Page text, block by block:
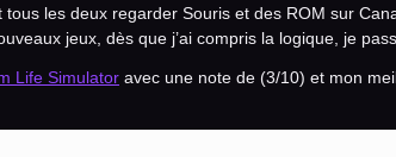
les deux regarder Souris et des ROM sur
jeux, dès que j’ai compris la logique, je
Life Simulator avec une note de (3/10) et mon